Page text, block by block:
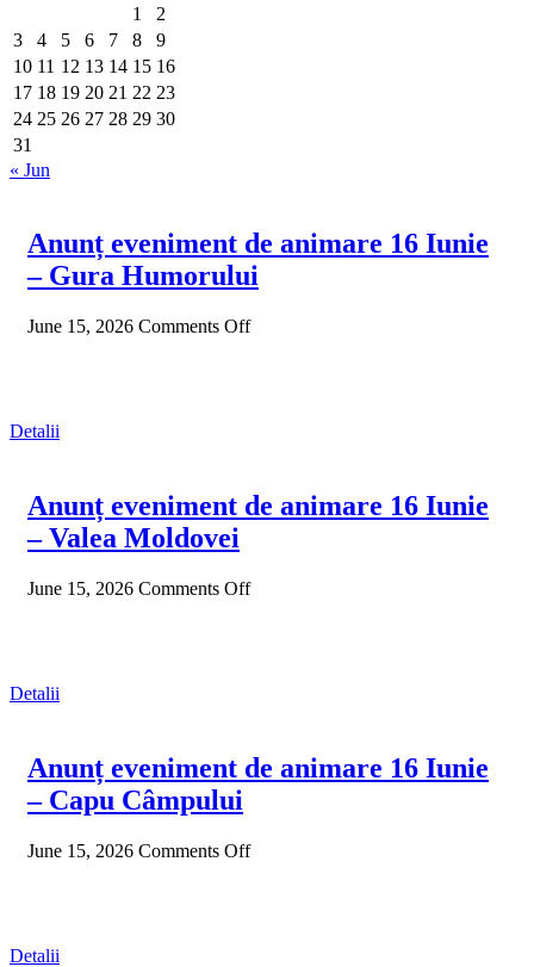
1
2
3
4 5 6 7 8
9
10 11 12 13 14 15 16
17 18 19 20 21 22 23
24 25 26 27 28 29 30
31
« Jun
Anunț eveniment de animare 16 Iunie
– Gura Humorului
June 15, 2026 Comments Off
Detalii
Anunț eveniment de animare 16 Iunie
– Valea Moldovei
June 15, 2026 Comments Off
Detalii
Anunț eveniment de animare 16 Iunie
– Capu Câmpului
June 15, 2026 Comments Off
Detalii